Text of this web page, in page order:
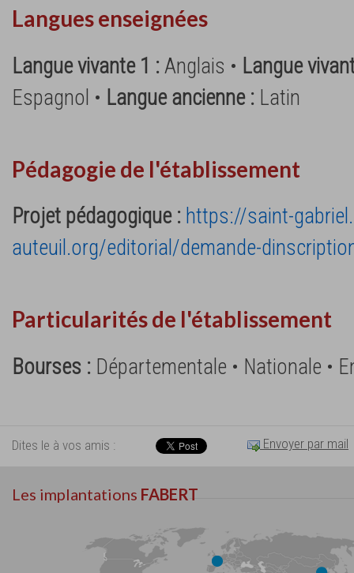
Langues enseignées
Langue vivante 1 :Anglais • Langue
Espagnol • Langue ancienne : Latin
Pédagogie de l'établissement
Projet pédagogique : https://saint-
auteuil.org/editorial/demande-
Particularités de l'établissement
Bourses : Départementale • Nationale •
Dites le à vos amis : Envoyer par mail
Les implantations FABERT